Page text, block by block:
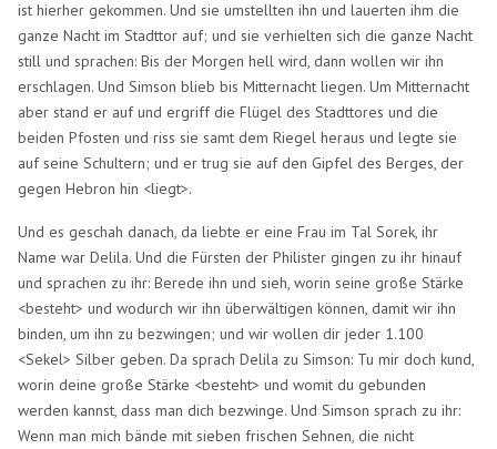
ist hierher gekommen. Und sie umstellten ihn und lauerten ihm die
ganze Nacht im Stadttor auf; und sie verhielten sich die ganze Nacht
still und sprachen: Bis der Morgen hell wird, dann wollen wir ihn
erschlagen. Und Simson blieb bis Mitternacht liegen. Um Mitternacht
aber stand er auf und ergriff die Flügel des Stadttores und die
beiden Pfosten und riss sie samt dem Riegel heraus und legte sie
auf seine Schultern; und er trug sie auf den Gipfel des Berges, der
gegen Hebron hin <liegt>.
Und es geschah danach, da liebte er eine Frau im Tal Sorek, ihr
Name war Delila. Und die Fürsten der Philister gingen zu ihr hinauf
und sprachen zu ihr: Berede ihn und sieh, worin seine große Stärke
<besteht> und wodurch wir ihn überwältigen können, damit wir ihn
binden, um ihn zu bezwingen; und wir wollen dir jeder 1.100
<Sekel> Silber geben. Da sprach Delila zu Simson: Tu mir doch kund,
worin deine große Stärke <besteht> und womit du gebunden
werden kannst, dass man dich bezwinge. Und Simson sprach zu ihr:
Wenn man mich bände mit sieben frischen Sehnen, die nicht